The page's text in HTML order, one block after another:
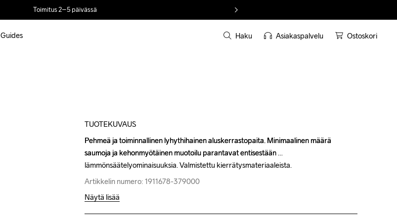
Toimitus 2–5 päivässä
Guides Haku Asiakaspalvelu Ostoskori
TUOTEKUVAUS
Pehmeä ja toiminnallinen lyhythihainen aluskerrastopaita. Minimaalinen määrä
saumoja ja kehonmyötäinen muotoilu parantavat entisestään
lämmönsäätelyominaisuuksia. Valmistettu kierrätysmateriaaleista.
Artikkelin numero: 1911678-379000
Pehmeä ja toiminnallinen lyhythihainen aluskerrastopaita. Minimaalinen määrä
saumoja ja kehonmyötäinen muotoilu parantavat entisestään
lämmönsäätelyominaisuuksia. Valmistettu kierrätysmateriaaleista.
Artikkelin numero: 1911678-379000
Näytä lisää